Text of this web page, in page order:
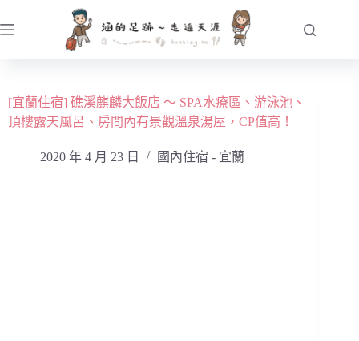
至
容[宜蘭住宿] 礁溪麒麟大飯店 ～ SPA水療區、游泳池、
頂樓露天風呂、房間內有景觀溫泉湯屋，CP值高！
2020 年 4 月 23 日 國內住宿 - 宜蘭